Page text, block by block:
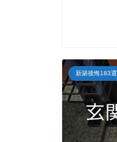
新築後悔183選